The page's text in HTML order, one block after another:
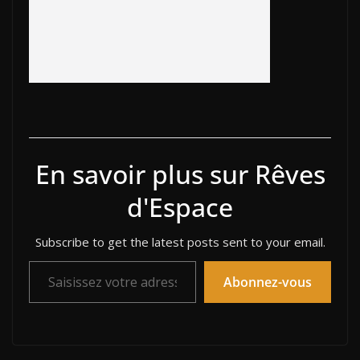
En savoir plus sur Rêves
d'Espace
Subscribe to get the latest posts sent to your email.
Saisissez votre adresse e-mail…
Abonnez-vous